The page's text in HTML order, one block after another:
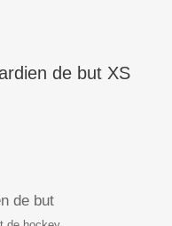
de but XS
de but